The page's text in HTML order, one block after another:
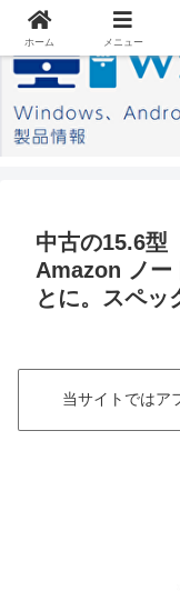
中古の15.6型
Amazon ノー
とに。スペッ
当サイトではア
ホーム メニュー